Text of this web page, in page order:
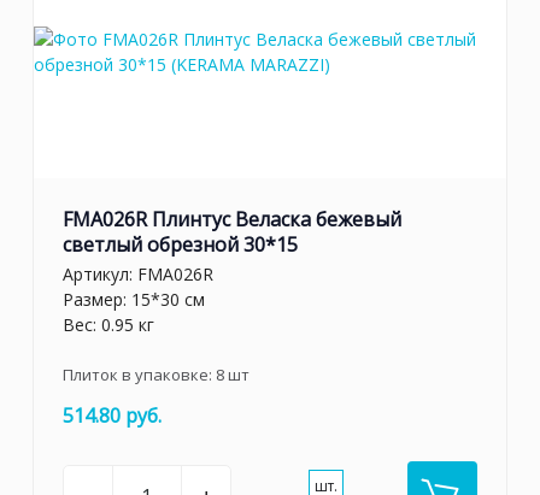
FMA026R Плинтус Веласка бежевый
светлый обрезной 30*15
Артикул: FMA026R
Размер: 15*30 см
Вес: 0.95 кг
Плиток в упаковке: 8шт
514.80 руб.
шт.